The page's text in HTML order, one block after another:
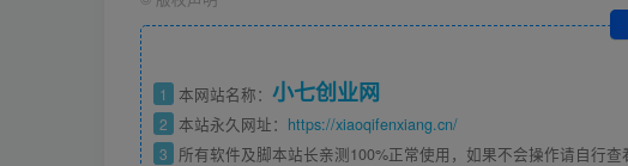
1 本网站名称： 小七创业网
2 本站永久网址： https://xiaoqifenxiang.cn/
3 所有软件及脚本站长亲测100%正常使用，如果不会操作请自行查